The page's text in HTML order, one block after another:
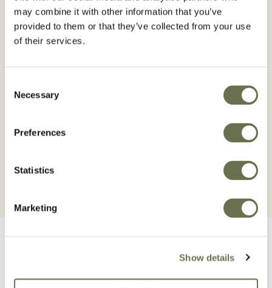
may combine it with other information that you’ve
provided to them or that they’ve collected from your use
of their services.
Selection
Necessary
Preferences
Statistics
Marketing
Show details
Grahu in fižolu (za suho in sveže zrnje ter stročje)
Aktivna snov:
Sredstva za varstvo rastlin uporabljajte varno.